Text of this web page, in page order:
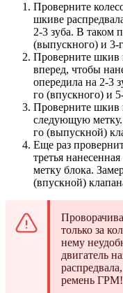
Проверните
шкиве
2-3 зуба. В таком
(выпускного) и 3-
Проверните шкив
вперед, чтобы
опередила на 2-3
го (впускного) и
Проверните шкив
следующую метку.
го (выпускной)
Еще раз
третья
метку блока.
(впускной)
только за
нему
двигатель
ремень ГРМ!